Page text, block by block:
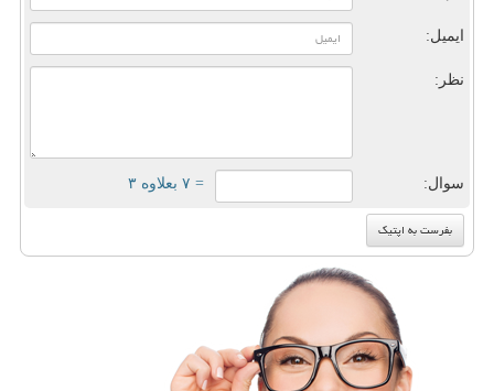
ایمیل:
نظر:
سوال: = ۷ بعلاوه ۳